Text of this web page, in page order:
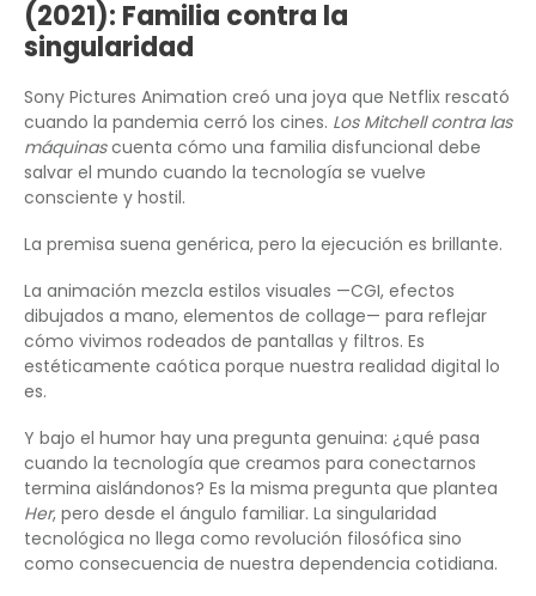
(2021): Familia contra la
singularidad
Sony Pictures Animation creó una joya que Netflix rescató
cuando la pandemia cerró los cines. Los Mitchell contra las
máquinascuenta cómo una familia disfuncional debe
salvar el mundo cuando la tecnología se vuelve
consciente y hostil.
La premisa suena genérica, pero la ejecución es brillante.
La animación mezcla estilos visuales —CGI, efectos
dibujados a mano, elementos de collage— para reflejar
cómo vivimos rodeados de pantallas y filtros. Es
estéticamente caótica porque nuestra realidad digital lo
es.
Y bajo el humor hay una pregunta genuina: ¿qué pasa
cuando la tecnología que creamos para conectarnos
termina aislándonos? Es la misma pregunta que plantea
Her, pero desde el ángulo familiar. La singularidad
tecnológica no llega como revolución filosófica sino
como consecuencia de nuestra dependencia cotidiana.